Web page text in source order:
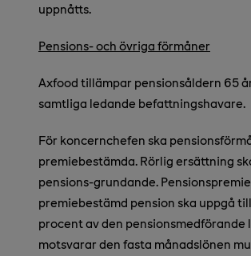
uppnåtts.
Pensions- och övriga förmåner
Axfood tillämpar pensionsåldern 65
samtliga ledande befattningshavare.
För koncernchefen ska
premiebestämda. Rörlig ersättning
pensions-grundande.
premiebestämd pension ska uppgå
procent av den pensionsmedförande
motsvarar den fasta månadslönen